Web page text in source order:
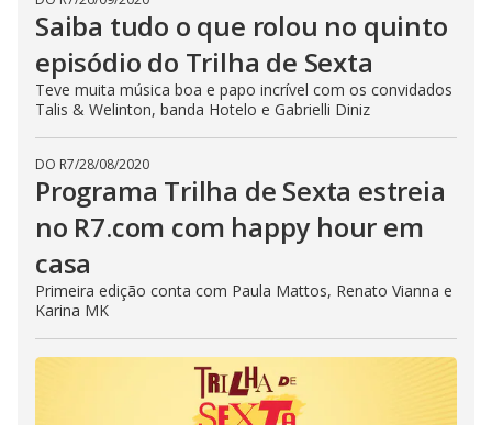
Saiba tudo o que rolou no quinto
episódio do Trilha de Sexta
Teve muita música boa e papo incrível com os convidados
Talis & Welinton, banda Hotelo e Gabrielli Diniz
DO R7/28/08/2020
Programa Trilha de Sexta estreia
no R7.com com happy hour em
casa
Primeira edição conta com Paula Mattos, Renato Vianna e
Karina MK